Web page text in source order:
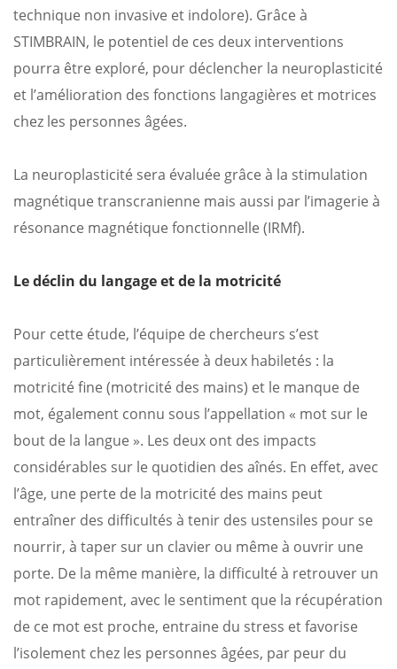
technique non invasive et indolore). Grâce à
STIMBRAIN, le potentiel de ces deux interventions
pourra être exploré, pour déclencher la neuroplasticité
et l’amélioration des fonctions langagières et motrices
chez les personnes âgées.
La neuroplasticité sera évaluée grâce à la stimulation
magnétique transcranienne mais aussi par l’imagerie à
résonance magnétique fonctionnelle (IRMf).
Le déclin du langage et de la motricité
Pour cette étude, l’équipe de chercheurs s’est
particulièrement intéressée à deux habiletés : la
motricité fine (motricité des mains) et le manque de
mot, également connu sous l’appellation « mot sur le
bout de la langue ». Les deux ont des impacts
considérables sur le quotidien des aînés. En effet, avec
l’âge, une perte de la motricité des mains peut
entraîner des difficultés à tenir des ustensiles pour se
nourrir, à taper sur un clavier ou même à ouvrir une
porte. De la même manière, la difficulté à retrouver un
mot rapidement, avec le sentiment que la récupération
de ce mot est proche, entraine du stress et favorise
l’isolement chez les personnes âgées, par peur du